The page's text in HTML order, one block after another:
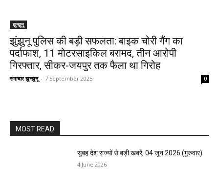
झुन्झुनू
झुंझुनू पुलिस की बड़ी सफलता: बाइक चोरी गैंग का
पर्दाफाश, 11 मोटरसाइकिल बरामद, तीन आरोपी
गिरफ्तार, सीकर-जयपुर तक फैला था गिरोह
समाचार झुन्झुनू - 7 September 2025 0
MOST READ
सुबह देश राज्यों से बड़ी खबरें, 04 जून 2026 (गुरुवार)
4 June 2026